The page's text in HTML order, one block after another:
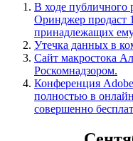
В ходе
Оринджер продаст
принадлежащих
Утечка данных в
Сайт макростока
Роскомнадзором.
Конференция
полностью в
совершенно